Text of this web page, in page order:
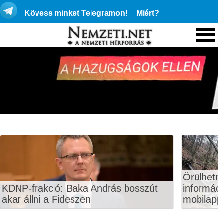
Kövess minket Telegramon! Miért?
KDNP-frakció: Baka András bosszút
akar állni a Fideszen